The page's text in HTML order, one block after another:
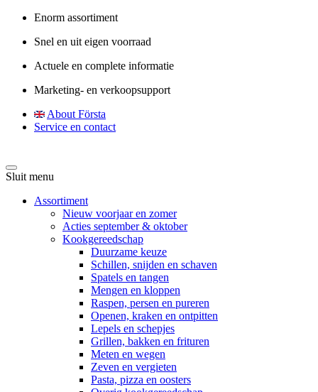
Enorm assortiment
Snel en uit eigen voorraad
Actuele en complete informatie
Marketing- en verkoopsupport
About Första
Service en contact
Sluit menu
Assortiment
Nieuw voorjaar en zomer
Acties september & oktober
Kookgereedschap
Duurzame keuze
Schillen, snijden en schaven
Spatels en tangen
Mengen en kloppen
Raspen, persen en pureren
Openen, kraken en ontpitten
Lepels en schepjes
Grillen, bakken en frituren
Meten en wegen
Zeven en vergieten
Pasta, pizza en oosters